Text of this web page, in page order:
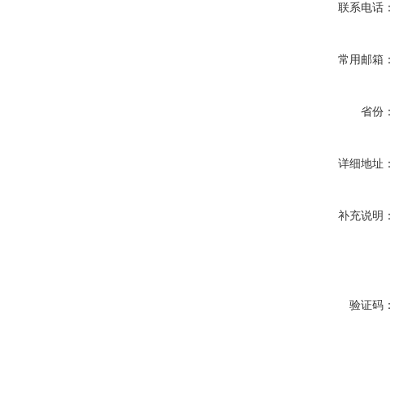
联系电话：
常用邮箱：
省份：
详细地址：
补充说明：
验证码：